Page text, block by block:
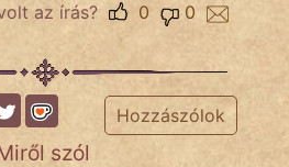
az írás? 0
0
Hozzászólok
szól